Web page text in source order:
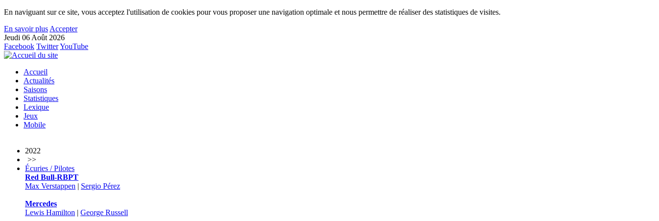
En naviguant sur ce site, vous acceptez l'utilisation de cookies pour vous proposer une navigation optimale et nous permettre de réaliser des statistiques de visites.
En savoir plus Accepter
Jeudi 06 Août 2026
Facebook TwitterYouTube
Accueil
Actualités
Saisons
Statistiques
Lexique
Jeux
Mobile
2022
>>
Écuries / Pilotes
Red Bull-RBPT
Max Verstappen | Sergio Pérez
Mercedes
Lewis Hamilton | George Russell